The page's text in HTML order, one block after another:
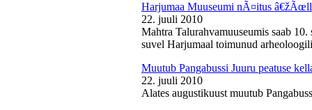
Harjumaa Muuseumi nÃ¤itus
22. juuli 2010
Mahtra Talurahvamuuseumis saab
suvel Harjumaal toimunud
Muutub Pangabussi Juuru peatuse
22. juuli 2010
Alates augustikuust muutub